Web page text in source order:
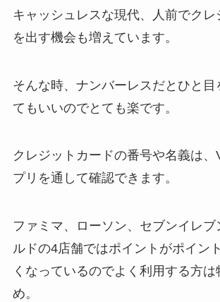
キャッシュレスな現代、人前でクレ
を出す機会も増えています。
そんな時、ナンバーレスだとひと目
てもいいのでとても楽です。
クレジットカードの番号や名義は、
プリを通して確認できます。
ファミマ、ローソン、セブンイレブ
ルドの4店舗ではポイントがポイン
くなっているのでよく利用する方は
め。